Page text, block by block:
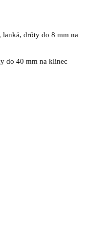
drôty do 8 mm na
do 40 mm na klinec